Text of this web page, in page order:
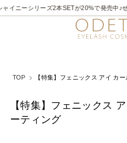
2026/7/21～8/31✨✨煌めく夏。ラメライ
TOP 【特集】フェニックス アイ カ
【特集】フェニックス
ーティング